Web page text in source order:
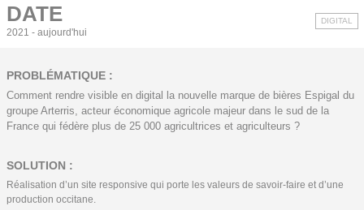
DATE
2021 - aujourd'hui
DIGITAL
PROBLÉMATIQUE :
Comment rendre visible en digital la nouvelle marque de bières Espigal du
groupe Arterris, acteur économique agricole majeur dans le sud de la
France qui fédère plus de 25 000 agricultrices et agriculteurs ?
SOLUTION :
Réalisation d’un site responsive qui porte les valeurs de savoir-faire et d’une
production occitane.